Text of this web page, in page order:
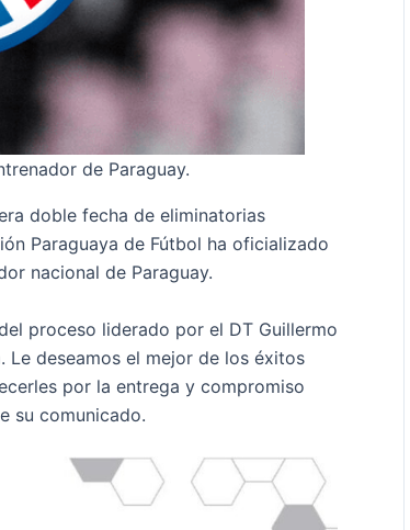
de Paraguay.
doble fecha de eliminatorias
Paraguaya de Fútbol ha oficializado
nacional de Paraguay.
proceso liderado por el DT Guillermo
Le deseamos el mejor de los éxitos
por la entrega y compromiso
su comunicado.